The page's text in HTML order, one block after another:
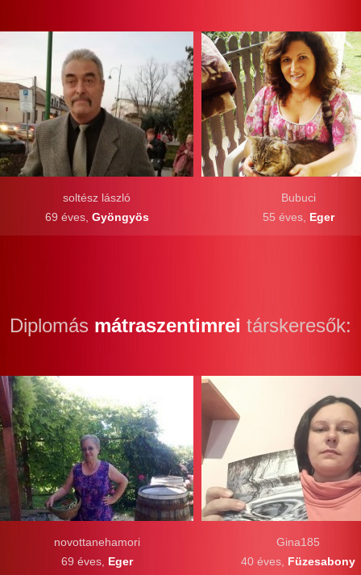
Bubuci
55 éves, Eger
soltész lászló
69 éves, Gyöngyös
Diplomás mátraszentimrei társkeresők:
novottanehamori
69 éves, Eger
Gina185
40 éves, Füzesabony